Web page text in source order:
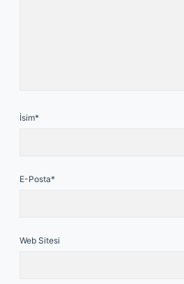
İsim*
E-Posta*
Web Sitesi